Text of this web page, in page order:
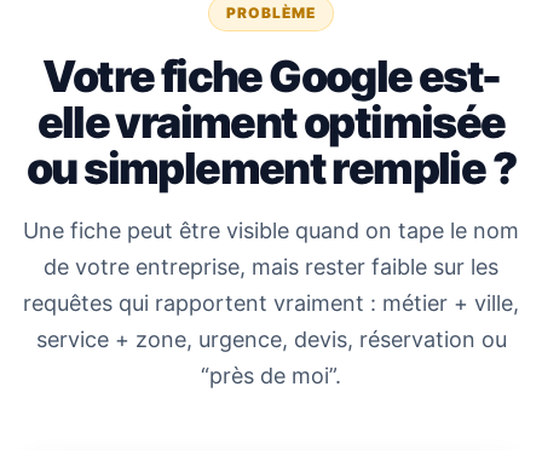
PROBLÈME
Votre fiche Google est-
elle vraiment optimisée
ou simplement remplie ?
Une fiche peut être visible quand on tape le nom
de votre entreprise, mais rester faible sur les
requêtes qui rapportent vraiment : métier + ville,
service + zone, urgence, devis, réservation ou
“près de moi”.